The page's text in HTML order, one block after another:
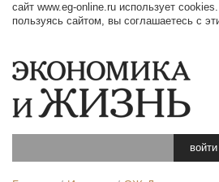
сайт www.eg-online.ru использует cookies.
пользуясь сайтом, вы соглашаетесь с
войти